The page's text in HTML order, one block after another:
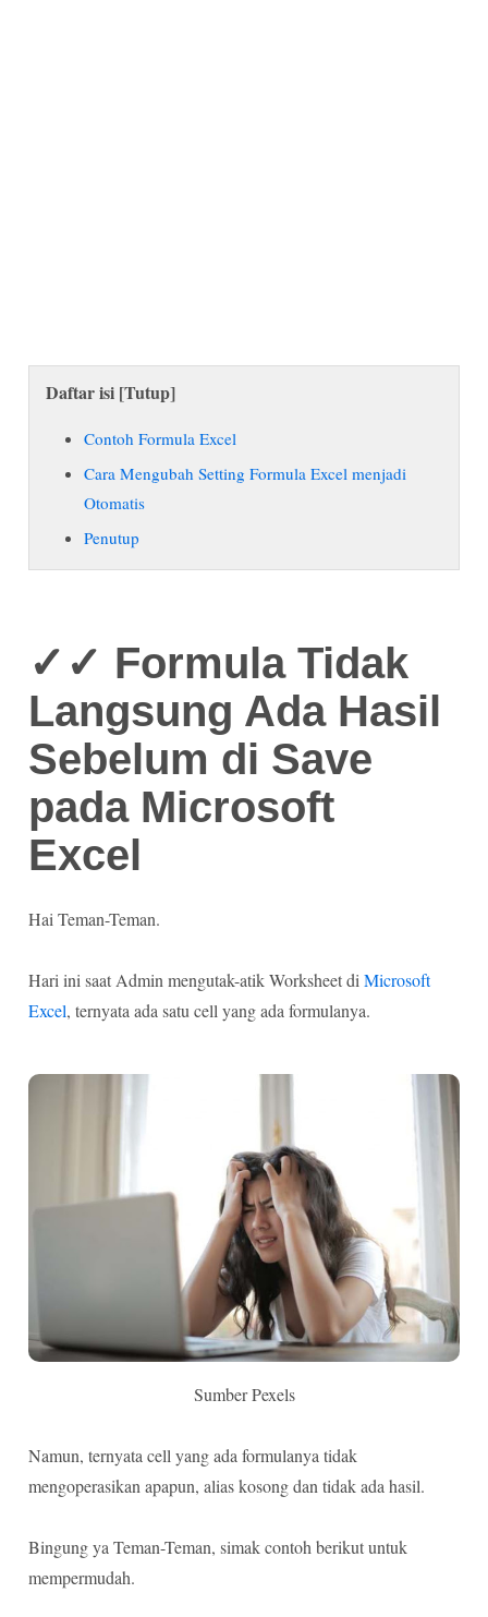
Daftar isi [Tutup]
Contoh Formula Excel
Cara Mengubah Setting Formula Excel menjadi
Otomatis
Penutup
✓✓ Formula Tidak
Langsung Ada Hasil
Sebelum di Save
pada Microsoft
Excel
Hai Teman-Teman.
Hari ini saat Admin mengutak-atik Worksheet diMicrosoft
Excel, ternyata ada satu cell yang ada formulanya.
Sumber Pexels
Namun, ternyata cell yang ada formulanya tidak
mengoperasikan apapun, alias kosong dan tidak ada hasil.
Bingung ya Teman-Teman, simak contoh berikut untuk
mempermudah.